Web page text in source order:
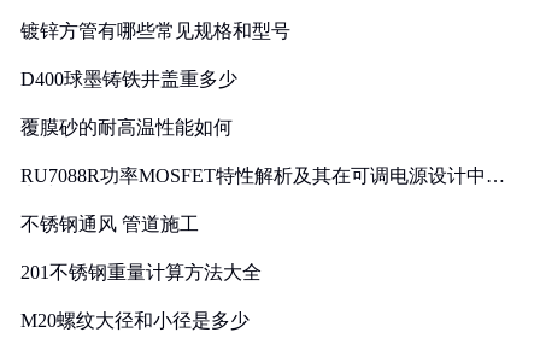
镀锌方管有哪些常见规格和型号
D400球墨铸铁井盖重多少
覆膜砂的耐高温性能如何
RU7088R功率MOSFET特性解析及其在可调电源设计中的
不锈钢通风 管道施工
201不锈钢重量计算方法大全
M20螺纹大径和小径是多少